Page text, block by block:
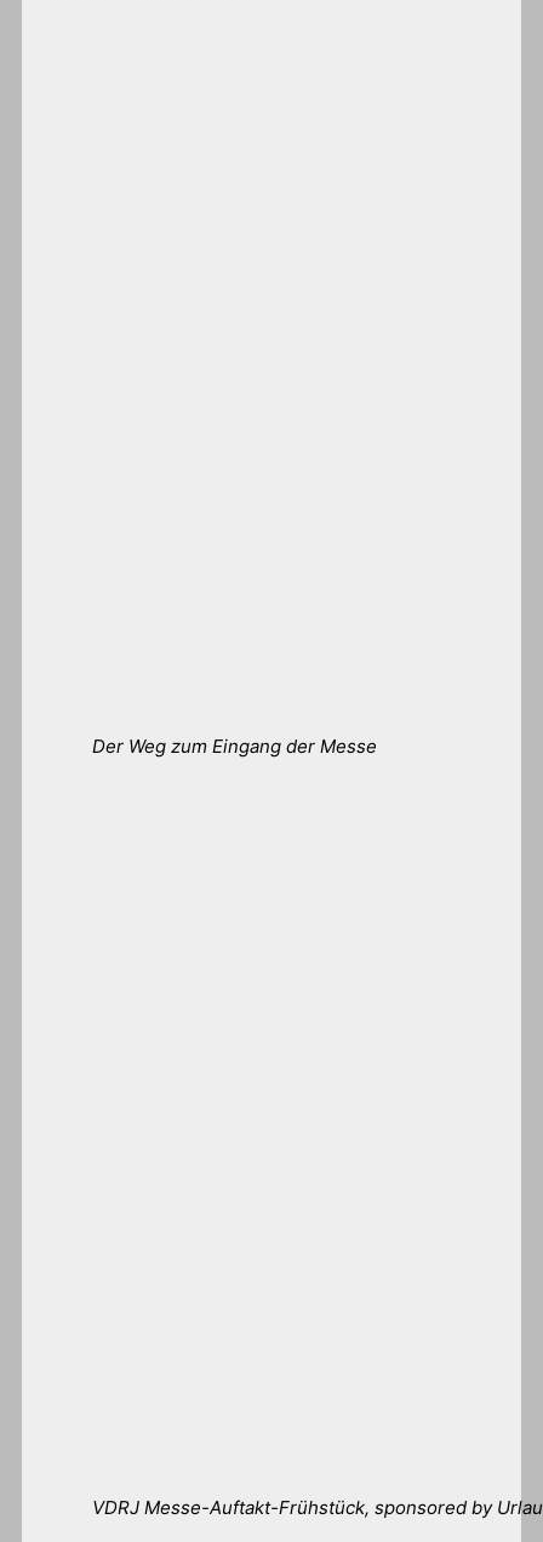
Der Weg zum Eingang der Messe
VDRJ Messe-Auftakt-Frühstück, sponsored by